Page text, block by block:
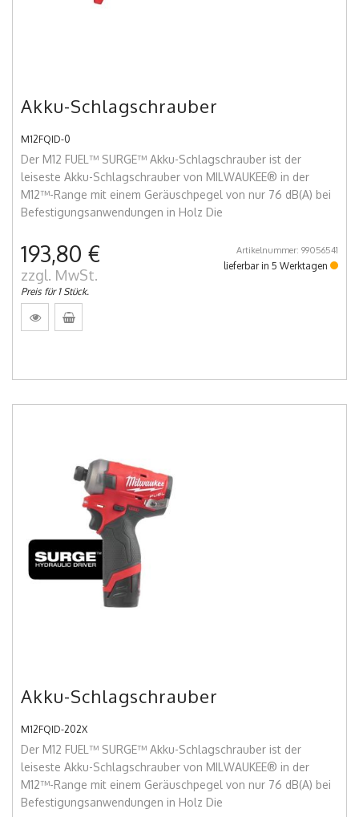
Akku-Schlagschrauber
M12FQID-0
Der M12 FUEL™ SURGE™ Akku-Schlagschrauber ist der
leiseste Akku-Schlagschrauber von MILWAUKEE® in der
M12™-Range mit einem Geräuschpegel von nur 76 dB(A) bei
Befestigungsanwendungen in Holz Die
193,80 €
zzgl. MwSt.
Preis für 1 Stück.
Artikelnummer: 99056541
lieferbar in 5 Werktagen
Akku-Schlagschrauber
M12FQID-202X
Der M12 FUEL™ SURGE™ Akku-Schlagschrauber ist der
leiseste Akku-Schlagschrauber von MILWAUKEE® in der
M12™-Range mit einem Geräuschpegel von nur 76 dB(A) bei
Befestigungsanwendungen in Holz Die